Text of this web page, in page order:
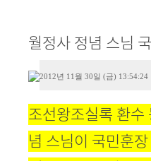
월정사 정념 스님
2012년 11월 30일 (금) 13:54:24
조선왕조실록 환
념 스님이 국민훈